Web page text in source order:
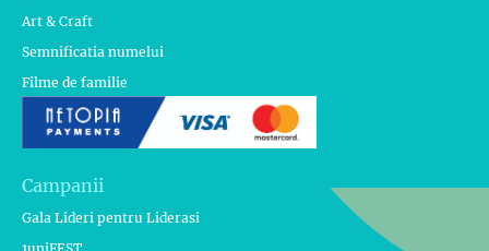
Art & Craft
Semnificatia numelui
Filme de familie
Campanii
Gala Lideri pentru Liderasi